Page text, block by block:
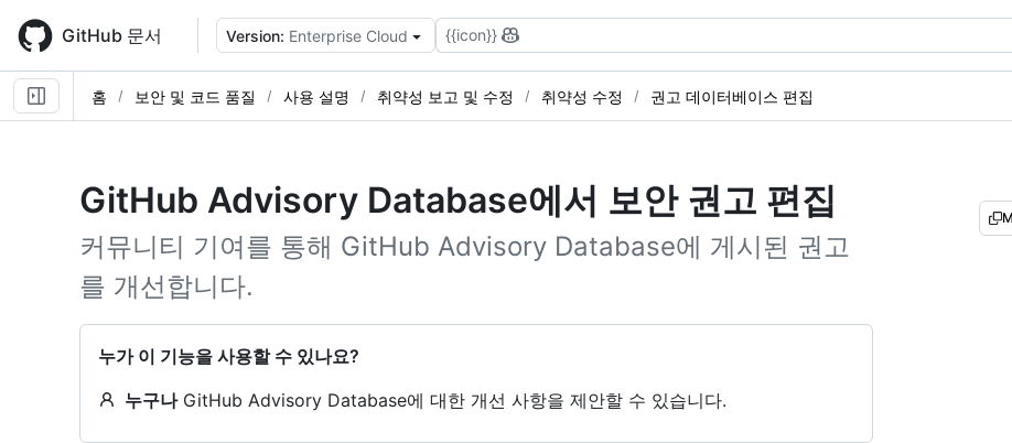
main
content
GitHub 문서 Version: Enterprise Cloud {{icon}}
홈 보안 및 코드 품질 사용 설명 취약성 보고 및 수정 취약성 수정 권고 데이터베이스 편집
GitHub Advisory Database에서 보안 권고 편집
커뮤니티 기여를 통해 GitHub Advisory Database에 게시된 권고
를 개선합니다.
누가 이 기능을 사용할 수 있나요?
누구나GitHub Advisory Database에 대한 개선 사항을 제안할 수 있습니다.